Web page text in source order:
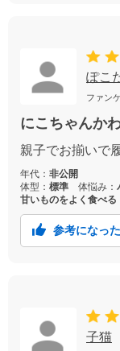
ぽこ
ファン
にこちゃんか
親子でお揃いで
年代： 非公開
体型： 標準 体悩み：
甘いものをよく食べる
参考になった
子猫